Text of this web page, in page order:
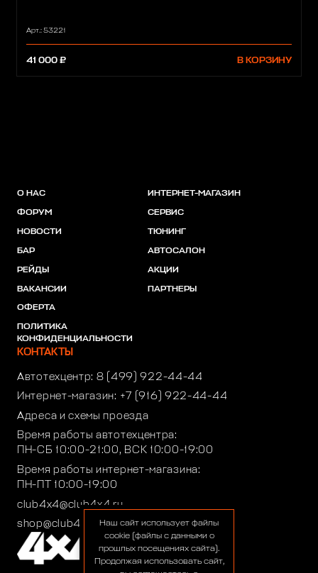
Арт.: 53221
41 000 ₽ В КОРЗИНУ
О НАС
ФОРУМ
НОВОСТИ
БАР
РЕЙДЫ
ВАКАНСИИ
ОФЕРТА
ПОЛИТИКА
КОНФИДЕНЦИАЛЬНОСТИ
ИНТЕРНЕТ-МАГАЗИН
СЕРВИС
ТЮНИНГ
АВТОСАЛОН
АКЦИИ
ПАРТНЕРЫ
КОНТАКТЫ
Автотехцентр: 8 (499) 922-44-44
Интернет-магазин: +7 (916) 922-44-44
Адреса и схемы проезда
Время работы автотехцентра:
ПН-СБ 10:00-21:00, ВСК 10:00-19:00
Время работы интернет-магазина:
ПН-ПТ 10:00-19:00
club4x4@club4x4.ru
shop@club4x4.ruНаш сайт использует файлы
cookie (файлы с данными о
прошлых посещениях сайта).
Продолжая использовать сайт,